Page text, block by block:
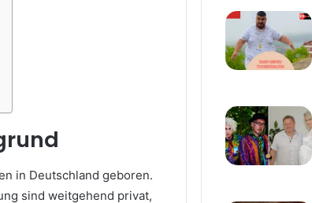
in Deutschland geboren.
sind weitgehend privat,